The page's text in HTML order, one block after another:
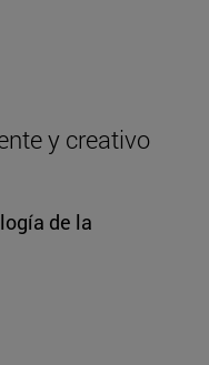
y creativo
de la